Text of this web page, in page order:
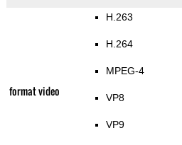
format video
H.263
H.264
MPEG-4
VP8
VP9